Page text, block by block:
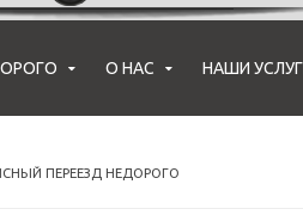
О НАС НАШИ
ПЕРЕЕЗД НЕДОРОГО